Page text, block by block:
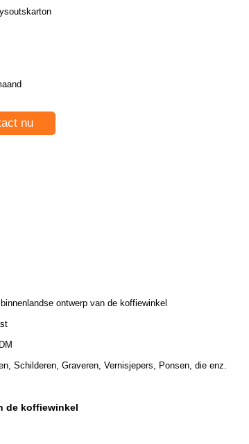
nu
ontwerp van de koffiewinkel
Schilderen, Graveren, Vernisjepers, Ponsen, die enz.
de koffiewinkel